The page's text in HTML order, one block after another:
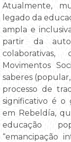
Atualmente,
legado da
ampla e
partir da
colaborativas,
Movimentos
saberes
processo de
significativo é o
em Rebeldía,
educação
“emancipação